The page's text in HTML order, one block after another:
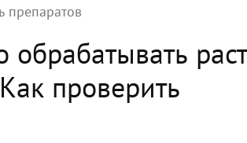
препаратов
проверить